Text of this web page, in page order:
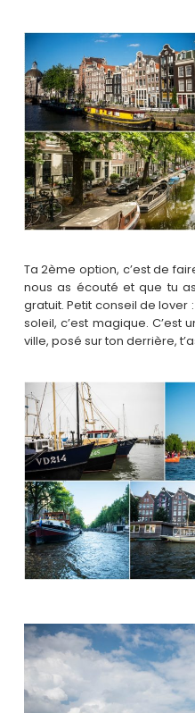
Ta 2ème option, c’est de
nous as écouté et que tu
gratuit. Petit conseil de
soleil, c’est magique.
ville, posé sur ton derrière,